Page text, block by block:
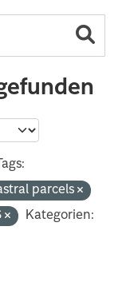
Tags:
parcels
Kategorien: